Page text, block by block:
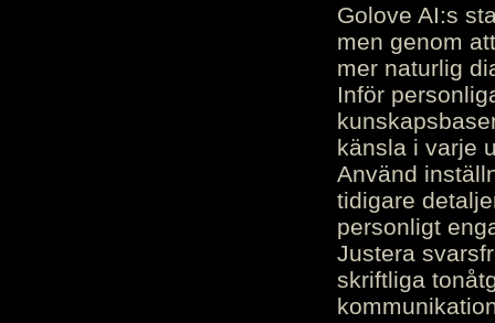
Golove AI:s
men genom
mer naturlig
Inför
känsla i varje
Använd
tidigare
personligt
Justera
skriftliga